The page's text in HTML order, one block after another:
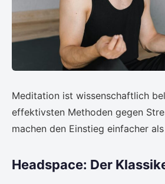
Meditation ist wissenschaftlich
effektivsten Methoden gegen
machen den Einstieg einfacher
Headspace: Der